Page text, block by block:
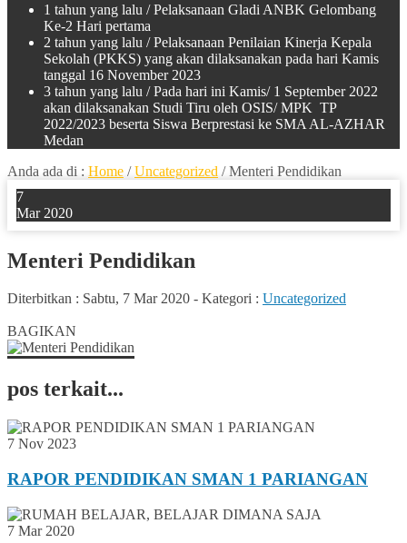
1 tahun yang lalu / Pelaksanaan Gladi ANBK Gelombang
Ke-2 Hari pertama
2 tahun yang lalu / Pelaksanaan Penilaian Kinerja Kepala
Sekolah (PKKS) yang akan dilaksanakan pada hari Kamis
tanggal 16 November 2023
3 tahun yang lalu / Pada hari ini Kamis/ 1 September 2022
akan dilaksanakan Studi Tiru oleh OSIS/ MPK TP
2022/2023 beserta Siswa Berprestasi ke SMA AL-AZHAR
Medan
Anda ada di : Home /Uncategorized /Menteri Pendidikan
7
Mar 2020
Menteri Pendidikan
Diterbitkan : Sabtu, 7 Mar 2020 - Kategori : Uncategorized
BAGIKAN
pos terkait...
7 Nov 2023
RAPOR PENDIDIKAN SMAN 1 PARIANGAN
7 Mar 2020